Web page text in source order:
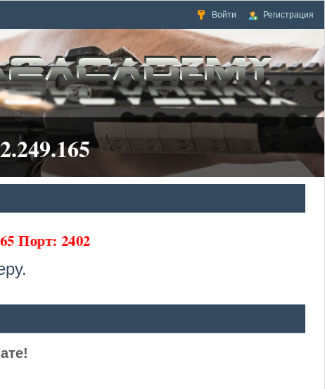
Войти Регистрация
Порт: 2402